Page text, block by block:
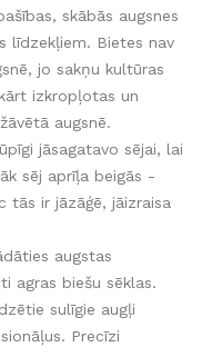
skābās augsnes
līdzekļiem. Bietes nav
jo sakņu kultūras
izkropļotas un
augsnē.
jāsagatavo sējai, lai
sēj aprīļa beigās -
tās ir jāzāģē, jāizraisa
augstas
agras biešu sēklas.
sulīgie augļi
Precīzi